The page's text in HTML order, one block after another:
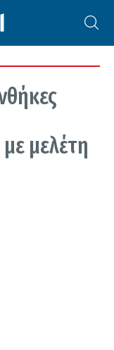
μελέτη